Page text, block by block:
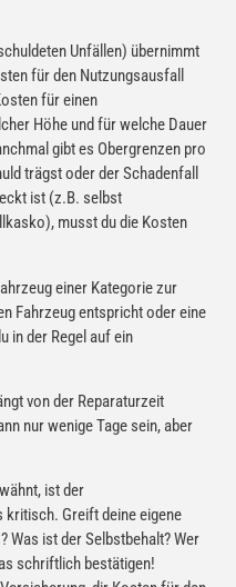
Unfällen) übernimmt
für den Nutzungsausfall
für einen
Höhe und für welche Dauer
gibt es Obergrenzen pro
trägst oder der Schadenfall
ist (z.B. selbst
musst du die Kosten
einer Kategorie zur
Fahrzeug entspricht oder eine
in der Regel auf ein
von der Reparaturzeit
nur wenige Tage sein, aber
ist der
Greift deine eigene
Was ist der Selbstbehalt? Wer
schriftlich bestätigen!